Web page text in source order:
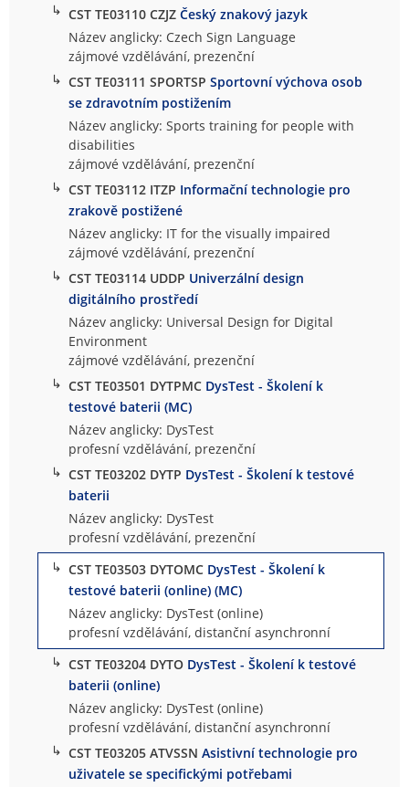
↳ CST TE03110 CZJZČeský znakový jazyk
Název anglicky: Czech Sign Language
zájmové vzdělávání, prezenční
↳ CST TE03111 SPORTSPSportovní výchova osob
se zdravotním postižením
Název anglicky: Sports training for people with
disabilities
zájmové vzdělávání, prezenční
↳ CST TE03112 ITZP Informační technologie pro
zrakově postižené
Název anglicky: IT for the visually impaired
zájmové vzdělávání, prezenční
↳ CST TE03114 UDDP Univerzální design
digitálního prostředí
Název anglicky: Universal Design for Digital
Environment
zájmové vzdělávání, prezenční
↳ CST TE03501 DYTPMC DysTest - Školení k
testové baterii (MC)
Název anglicky: DysTest
profesní vzdělávání, prezenční
↳ CST TE03202 DYTP DysTest - Školení k testové
baterii
Název anglicky: DysTest
profesní vzdělávání, prezenční
↳ CST TE03503 DYTOMC DysTest - Školení k
testové baterii (online) (MC)
Název anglicky: DysTest (online)
profesní vzdělávání, distanční asynchronní
↳ CST TE03204 DYTO DysTest - Školení k testové
baterii (online)
Název anglicky: DysTest (online)
profesní vzdělávání, distanční asynchronní
↳ CST TE03205 ATVSSNAsistivní technologie pro
uživatele se specifickými potřebami